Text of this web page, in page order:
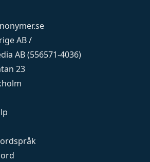
AB /
AB (556571-4036)
23